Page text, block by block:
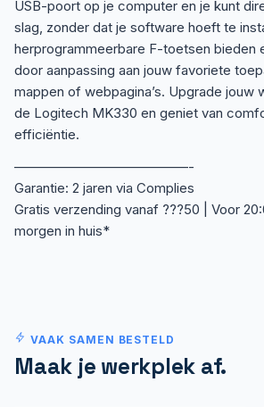
USB-poort op je computer en je kunt
slag, zonder dat je software hoeft te
herprogrammeerbare F-toetsen bieden
door aanpassing aan jouw favoriete
mappen of webpagina’s. Upgrade jouw
de Logitech MK330 en geniet van
efficiëntie.
—————————————-
Garantie: 2 jaren via Complies
Gratis verzending vanaf ???50 | Voor
morgen in huis*
VAAK SAMEN BESTELD
Maak je werkplek af.